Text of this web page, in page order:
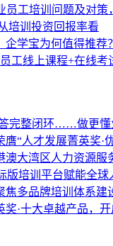
员工培训问题及对
培训投资回报率看
企学宝为何值得推荐
工线上课程+在线考
完整闭环……做更
“人才发展菁英奖
澳大湾区人力资源
版培训平台赋能全球
焦多品牌培训体系建
奖·十大卓越产品，